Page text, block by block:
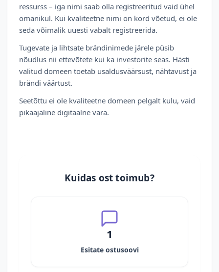
ressurss – iga nimi saab olla registreeritud vaid ühel
omanikul. Kui kvaliteetne nimi on kord võetud, ei ole
seda võimalik uuesti vabalt registreerida.
Tugevate ja lihtsate brändinimede järele püsib
nõudlus nii ettevõtete kui ka investorite seas. Hästi
valitud domeen toetab usaldusväärsust, nähtavust ja
brändi väärtust.
Seetõttu ei ole kvaliteetne domeen pelgalt kulu, vaid
pikaajaline digitaalne vara.
Kuidas ost toimub?
1
Esitate ostusoovi